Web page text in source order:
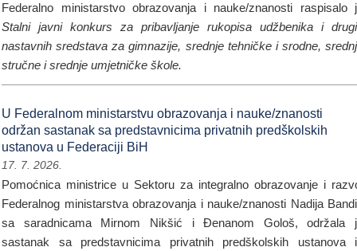
Federalno ministarstvo obrazovanja i nauke/znanosti raspisalo
Stalni javni konkurs za pribavljanje rukopisa udžbenika i
nastavnih sredstava za gimnazije, srednje tehničke i srodne,
stručne i srednje umjetničke škole.
U Federalnom ministarstvu obrazovanja i nauke/znanosti
održan sastanak sa predstavnicima privatnih predškolskih
ustanova u Federaciji BiH
17. 7. 2026.
Pomoćnica ministrice u Sektoru za integralno obrazovanje i
Federalnog ministarstva obrazovanja i nauke/znanosti Nadija
sa saradnicama Mirnom Nikšić i Đenanom Gološ, održala
sastanak sa predstavnicima privatnih predškolskih ustanova